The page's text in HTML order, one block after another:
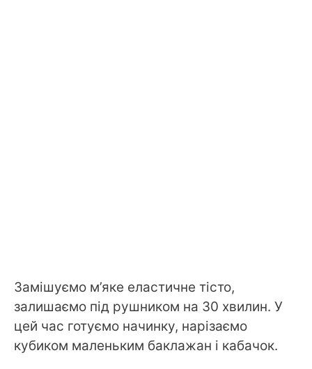
Замішуємо м’яке еластичне тісто,
залишаємо під рушником на 30 хвилин. У
цей час готуємо начинку, нарізаємо
кубиком маленьким баклажан і кабачок.